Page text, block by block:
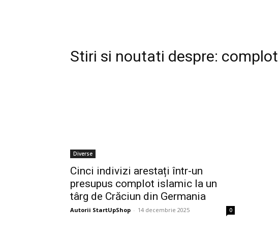
Stiri si noutati despre: complot
Diverse
Cinci indivizi arestați într-un
presupus complot islamic la un
târg de Crăciun din Germania
Autorii StartUpShop - 14 decembrie 2025 0